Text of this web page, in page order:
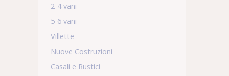
2-4 vani
5-6 vani
Villette
Nuove Costruzioni
Casali e Rustici